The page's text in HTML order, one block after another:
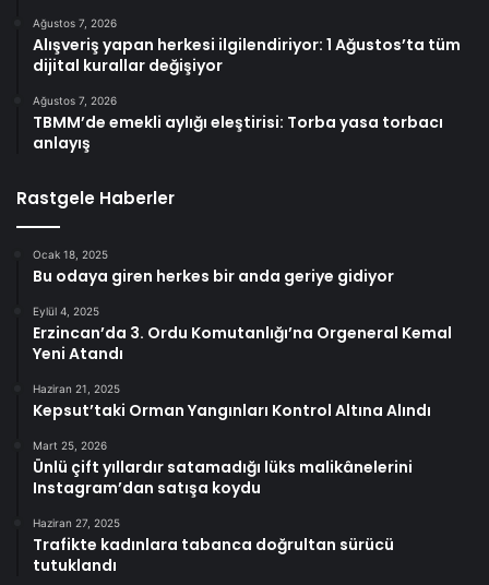
Ağustos 7, 2026
Alışveriş yapan herkesi ilgilendiriyor: 1 Ağustos’ta tüm
dijital kurallar değişiyor
Ağustos 7, 2026
TBMM’de emekli aylığı eleştirisi: Torba yasa torbacı
anlayış
Rastgele Haberler
Ocak 18, 2025
Bu odaya giren herkes bir anda geriye gidiyor
Eylül 4, 2025
Erzincan’da 3. Ordu Komutanlığı’na Orgeneral Kemal
Yeni Atandı
Haziran 21, 2025
Kepsut’taki Orman Yangınları Kontrol Altına Alındı
Mart 25, 2026
Ünlü çift yıllardır satamadığı lüks malikânelerini
Instagram’dan satışa koydu
Haziran 27, 2025
Trafikte kadınlara tabanca doğrultan sürücü
tutuklandı